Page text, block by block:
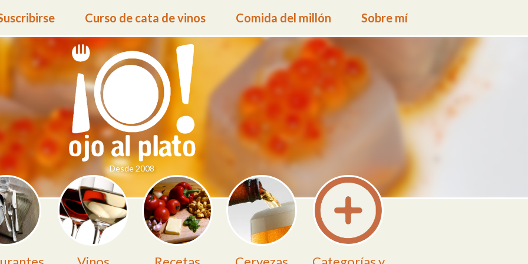
Curso de cata de vinos Comida del millón Sobre mí
Desde 2008